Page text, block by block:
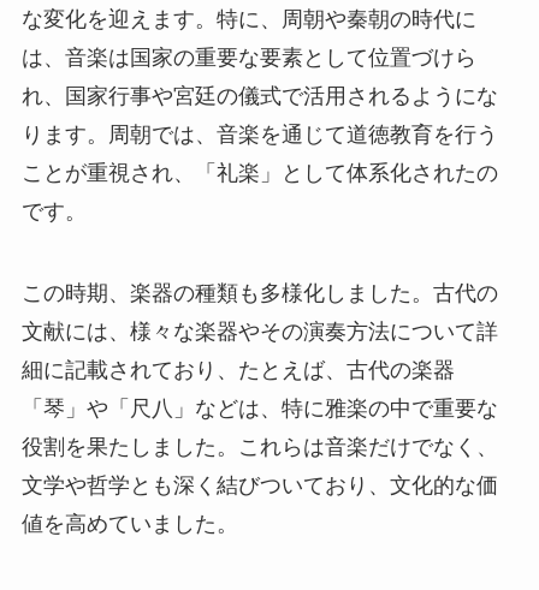
な変化を迎えます。特に、周朝や秦朝の時代に
は、音楽は国家の重要な要素として位置づけら
れ、国家行事や宮廷の儀式で活用されるようにな
ります。周朝では、音楽を通じて道徳教育を行う
ことが重視され、「礼楽」として体系化されたの
です。
この時期、楽器の種類も多様化しました。古代の
文献には、様々な楽器やその演奏方法について詳
細に記載されており、たとえば、古代の楽器
「琴」や「尺八」などは、特に雅楽の中で重要な
役割を果たしました。これらは音楽だけでなく、
文学や哲学とも深く結びついており、文化的な価
値を高めていました。